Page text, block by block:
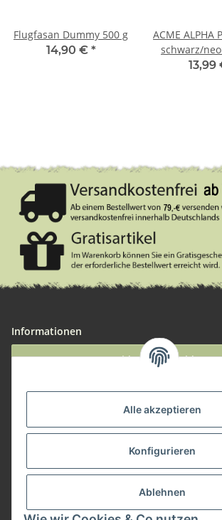
Alle akzeptieren
Konfigurieren
Ablehnen
Flugfasan Dummy 500 g
14,90 € *
ACME ALPHA
schwarz/
13,99
Informationen
Widerruf anmelden
Herstellerinformationen